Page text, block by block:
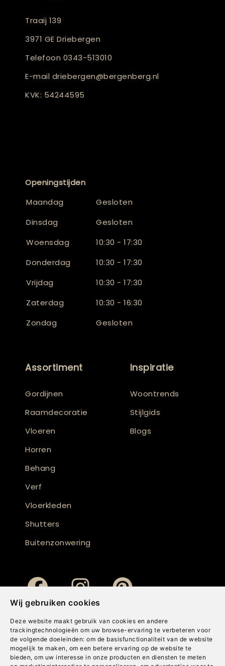
Wij gebruiken cookies
Deze website maakt gebruik van cookies en andere
trackingtechnologieën om uw browse-ervaring te verbeteren voor
de volgende doeleinden: om de basisfunctionaliteit van de website
mogelijk te maken , om een betere ervaring op de website te
bieden, om uw interesse in onze producten en diensten te meten
Traaij 139
3971 GE Driebergen
Telefoon 0343-513010
E-mail driebergen@bergenberg.nl
KVK: 54244595
Openingstijden
Maandag
Gesloten
Dinsdag
Gesloten
Woensdag
10:30 - 17:30
Donderdag
10:30 - 17:30
Vrijdag
10:30 - 17:30
Zaterdag
10:30 - 16:30
Zondag
Gesloten
Assortiment
Gordijnen
Raamdecoratie
Vloeren
Horren
Behang
Verf
Vloerkleden
Shutters
Buitenzonwering
Inspiratie
Woontrends
Stijlgids
Blogs